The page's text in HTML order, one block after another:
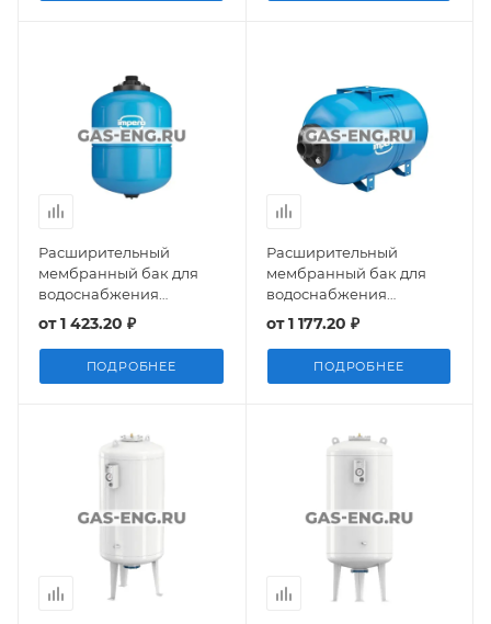
Расширительный
мембранный бак для
водоснабжения
(гидроаккумулятор)
WAV-P, Impero
от1 423.20 ₽
ПОДРОБНЕЕ
Расширительный
мембранный бак для
водоснабжения
(гидроаккумулятор)
WAO-P горизонтальный,
Impero
от1 177.20 ₽
ПОДРОБНЕЕ